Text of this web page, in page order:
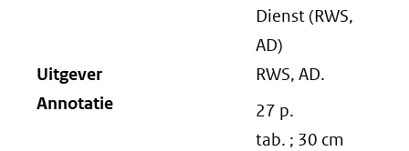
Dienst (RWS,
AD)
Uitgever
RWS, AD.
Annotatie
27 p.
tab. ; 30 cm